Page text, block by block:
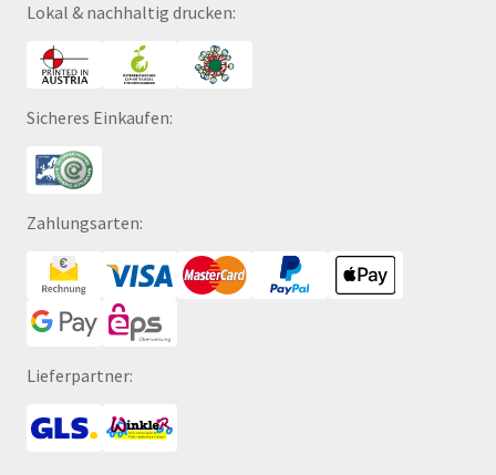
Lokal & nachhaltig drucken:
Sicheres Einkaufen:
Zahlungsarten:
Lieferpartner: